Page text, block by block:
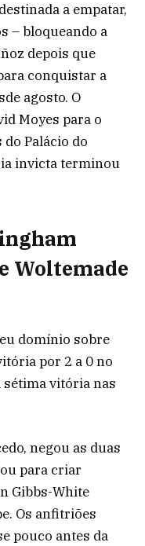
a empatar,
– bloqueando a
depois que
conquistar a
agosto. O
Moyes para o
Palácio do
invicta terminou
Woltemade
domínio sobre
por 2 a 0 no
sétima vitória nas
negou as duas
para criar
Gibbs-White
Os anfitriões
pouco antes da